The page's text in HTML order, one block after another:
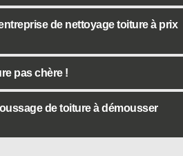
de nettoyage toiture à prix
pas chère !
de toiture à démousser